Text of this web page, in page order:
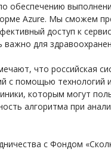
обеспечению
Azure. Мы сможем
доступ к
для
что российская
с помощью технологий
которым могут
алгоритма при
с Фондом